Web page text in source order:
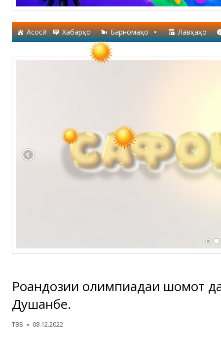
Асосӣ Хабарҳо Барномаҳо Лавҳаҳо
Роҳандозии олимпиадаи шоҳмот
Душанбе.
Автор
ТВБ Опубликовано
08.12.2022